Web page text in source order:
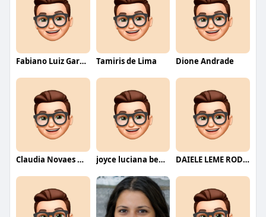
Fabiano Luiz Garcia Tamiris de Lima Dione Andrade
Claudia Novaes Novaes joyce luciana bentini jesus DAIELE LEME RODRIGUES